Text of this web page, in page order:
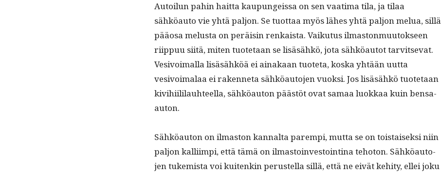
Autoilun pahin hait­ta kaupungeis­sa on sen vaa­ti­ma tila, ja tilaa
sähköau­to vie yhtä paljon. Se tuot­taa myös läh­es yhtä paljon melua, sil­lä
pääosa melus­ta on peräisin renkaista. Vaiku­tus ilmas­ton­muu­tok­seen
riip­puu siitä, miten tuote­taan se lisäsähkö, jota sähköau­tot tarvit­se­vat.
Vesivoimal­la lisäsähköä ei ainakaan tuote­ta, kos­ka yhtään uut­ta
vesivoimalaa ei raken­neta sähköau­to­jen vuok­si. Jos lisäsähkö tuote­taan
kivi­hi­ililauh­teel­la, sähköau­ton päästöt ovat samaa luokkaa kuin bensa-
auton.
Sähköau­ton on ilmas­ton kannal­ta parem­pi, mut­ta se on tois­taisek­si niin
paljon kalli­impi, että tämä on ilmas­toin­vestointi­na teho­ton. Sähköau­to­
jen tukemista voi kuitenkin perustel­la sil­lä, että ne eivät kehi­ty, ellei joku